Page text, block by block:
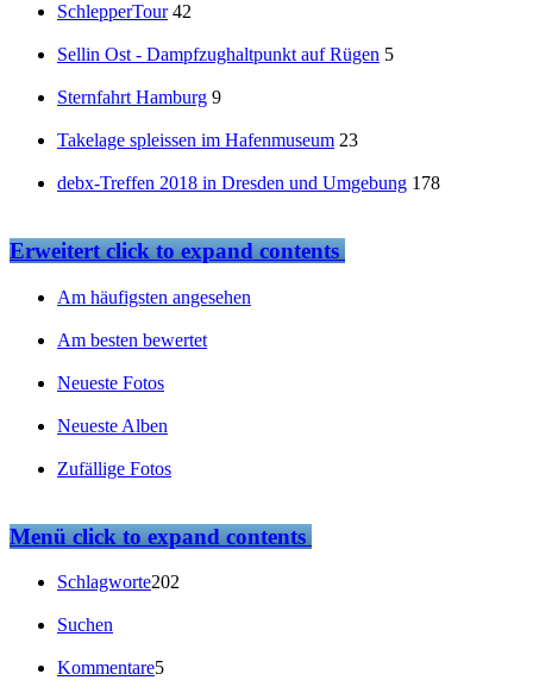
SchlepperTour 42
Sellin Ost - Dampfzughaltpunkt auf Rügen 5
Sternfahrt Hamburg 9
Takelage spleissen im Hafenmuseum 23
debx-Treffen 2018 in Dresden und Umgebung 178
Erweitertclick to expand contents
Am häufigsten angesehen
Am besten bewertet
Neueste Fotos
Neueste Alben
Zufällige Fotos
Menüclick to expand contents
Schlagworte202
Suchen
Kommentare5